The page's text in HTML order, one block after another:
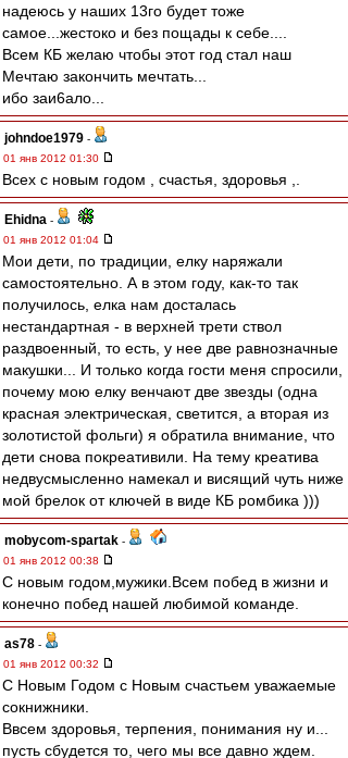
надеюсь у наших 13го будет тоже
самое...жестоко и без пощады к себе....
Всем КБ желаю чтобы этот год стал наш
Мечтаю закончить мечтать...
ибо заи6ало...
johndoe1979 -
01 янв 2012 01:30
Всех с новым годом , счастья, здоровья ,.
Ehidna -
01 янв 2012 01:04
Мои дети, по традиции, елку наряжали
самостоятельно. А в этом году, как-то так
получилось, елка нам досталась
нестандартная - в верхней трети ствол
раздвоенный, то есть, у нее две равнозначные
макушки... И только когда гости меня спросили,
почему мою елку венчают две звезды (одна
красная электрическая, светится, а вторая из
золотистой фольги) я обратила внимание, что
дети снова покреативили. На тему креатива
недвусмысленно намекал и висящий чуть ниже
мой брелок от ключей в виде КБ ромбика )))
mobycom-spartak -
01 янв 2012 00:38
С новым годом,мужики.Всем побед в жизни и
конечно побед нашей любимой команде.
as78 -
01 янв 2012 00:32
С Новым Годом с Новым счастьем уважаемые
сокнижники.
Ввсем здоровья, терпения, понимания ну и...
пусть сбудется то, чего мы все давно ждем.